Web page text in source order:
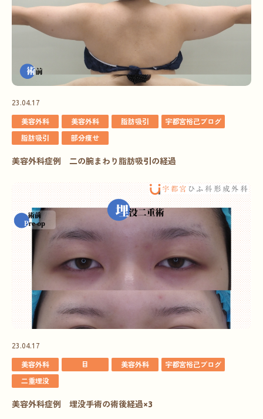
23.04.17
美容外科 美容外科 脂肪吸引 宇都宮裕己ブログ
脂肪吸引 部分痩せ
美容外科症例 二の腕まわり脂肪吸引の経過
23.04.17
美容外科 目 美容外科 宇都宮裕己ブログ
二重埋没
美容外科症例 埋没手術の術後経過×3